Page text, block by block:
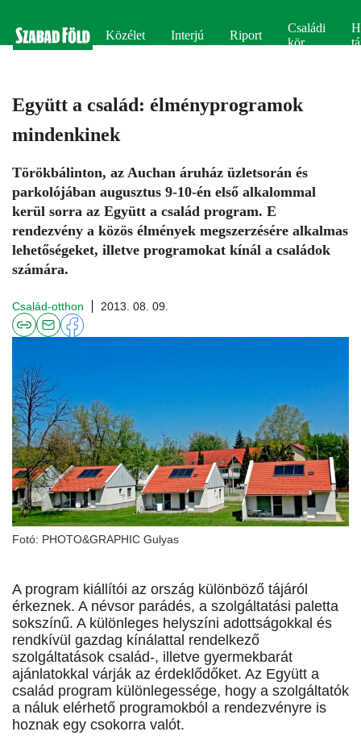
Közélet Interjú Riport
Családi
kör
Együtt a család: élményprogramok
mindenkinek
Törökbálinton, az Auchan áruház üzletsorán és
parkolójában augusztus 9-10-én első alkalommal
kerül sorra az Együtt a család program. E
rendezvény a közös élmények megszerzésére alkalmas
lehetőségeket, illetve programokat kínál a családok
számára.
Család-otthon 2013. 08. 09.
Fotó: PHOTO&GRAPHIC Gulyas
A program kiállítói az ország különböző tájáról
érkeznek. A névsor parádés, a szolgáltatási paletta
sokszínű. A különleges helyszíni adottságokkal és
rendkívül gazdag kínálattal rendelkező
szolgáltatások család-, illetve gyermekbarát
ajánlatokkal várják az érdeklődőket. Az Együtt a
család program különlegessége, hogy a szolgáltatók
a náluk elérhető programokból a rendezvényre is
hoznak egy csokorra valót.